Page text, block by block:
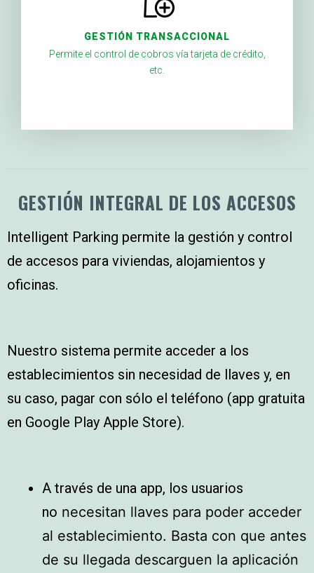
GESTIÓN TRANSACCIONAL
Permite el control de cobros vía tarjeta de crédito,
etc.
GESTIÓN INTEGRAL DE LOS ACCESOS
Intelligent Parking permite la gestión y control
de accesos para viviendas, alojamientos y
oficinas.
Nuestro sistema permite acceder a los
establecimientos sin necesidad de llaves y, en
su caso, pagar con sólo el teléfono (app gratuita
en Google Play Apple Store).
A través de una app, los usuarios
no necesitan llaves para poder acceder
al establecimiento. Basta con que antes
de su llegada descarguen la aplicación